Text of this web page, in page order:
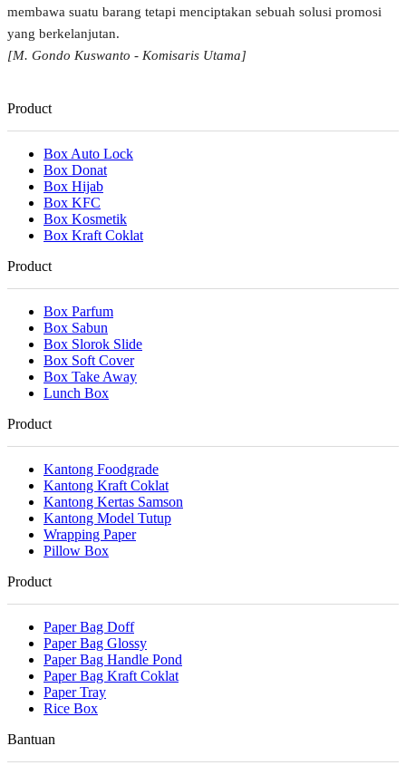
membawa suatu barang tetapi menciptakan sebuah solusi promosi
yang berkelanjutan.
[M. Gondo Kuswanto - Komisaris Utama]
Product
Box Auto Lock
Box Donat
Box Hijab
Box KFC
Box Kosmetik
Box Kraft Coklat
Product
Box Parfum
Box Sabun
Box Slorok Slide
Box Soft Cover
Box Take Away
Lunch Box
Product
Kantong Foodgrade
Kantong Kraft Coklat
Kantong Kertas Samson
Kantong Model Tutup
Wrapping Paper
Pillow Box
Product
Paper Bag Doff
Paper Bag Glossy
Paper Bag Handle Pond
Paper Bag Kraft Coklat
Paper Tray
Rice Box
Bantuan